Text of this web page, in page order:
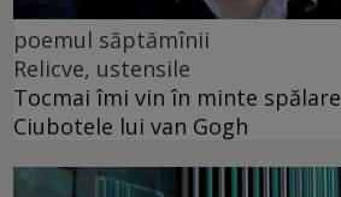
poemul săptămînii
Relicve, ustensile
Tocmai îmi vin în minte
Ciubotele lui van Gogh